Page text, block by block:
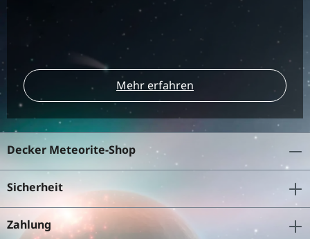
Mehr erfahren
Decker Meteorite-Shop
Sicherheit
Zahlung